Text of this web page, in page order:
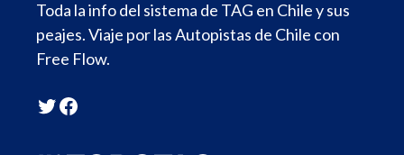
Toda la info del sistema de TAG en Chile y sus
peajes. Viaje por las Autopistas de Chile con
Free Flow.
Twitter
Facebook